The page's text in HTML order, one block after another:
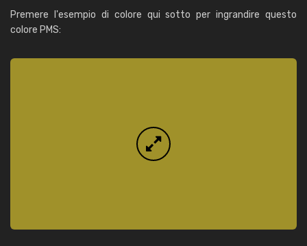
Premere l'esempio di colore qui sotto per ingrandire questo
colore PMS: